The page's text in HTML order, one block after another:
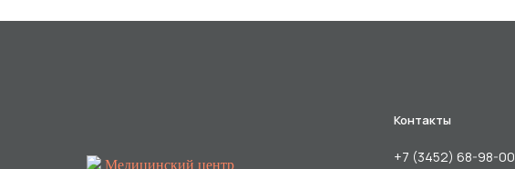
Контакты
+7 (3452) 68-98-00
Медицинский центр